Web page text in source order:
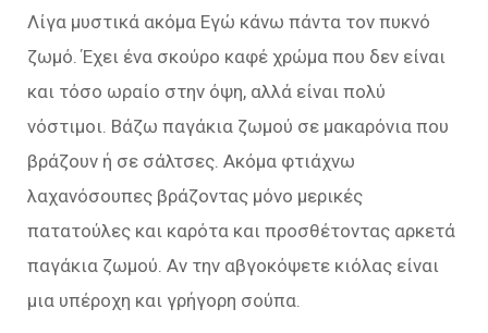
Λίγα μυστικά ακόμα Εγώ κάνω πάντα τον πυκνό
ζωμό. Έχει ένα σκούρο καφέ χρώμα που δεν είναι
και τόσο ωραίο στην όψη, αλλά είναι πολύ
νόστιμοι. Βάζω παγάκια ζωμού σε μακαρόνια που
βράζουν ή σε σάλτσες. Ακόμα φτιάχνω
λαχανόσουπες βράζοντας μόνο μερικές
πατατούλες και καρότα και προσθέτοντας αρκετά
παγάκια ζωμού. Αν την αβγοκόψετε κιόλας είναι
μια υπέροχη και γρήγορη σούπα.